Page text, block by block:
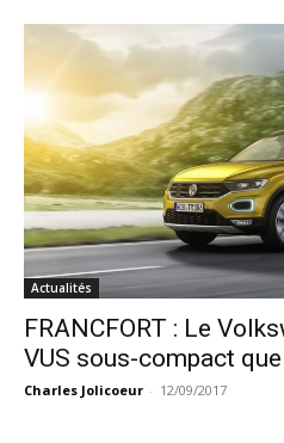
Actualités
FRANCFORT : Le
VUS sous-compact
Charles Jolicoeur - 12/09/2017